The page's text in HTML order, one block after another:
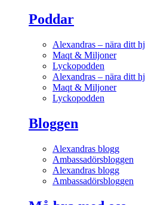
Poddar
Alexandras – nära ditt
Maqt & Miljoner
Lyckopodden
Alexandras – nära ditt
Maqt & Miljoner
Lyckopodden
Bloggen
Alexandras blogg
Ambassadörsbloggen
Alexandras blogg
Ambassadörsbloggen